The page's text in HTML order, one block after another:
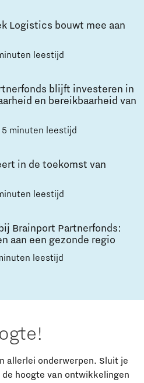
Logistics bouwt mee aan
leestijd
blijft investeren in
en bereikbaarheid van
5 minuten leestijd
in de toekomst van
leestijd
Brainport Partnerfonds:
aan een gezonde regio
leestijd
allerlei onderwerpen. Sluit je
hoogte van ontwikkelingen